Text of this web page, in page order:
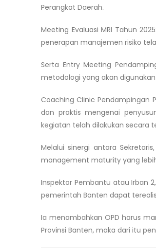
Perangkat Daerah.
Meeting Evaluasi MRI Tahun
penerapan manajemen risiko
Serta Entry Meeting
metodologi yang akan
Coaching Clinic Pendampingan
dan praktis mengenai
kegiatan telah dilakukan secara
Melalui sinergi antara
management maturity yang
Inspektor Pembantu atau Irban
pemerintah Banten dapat
Ia menambahkan OPD harus
Provinsi Banten, maka dari itu